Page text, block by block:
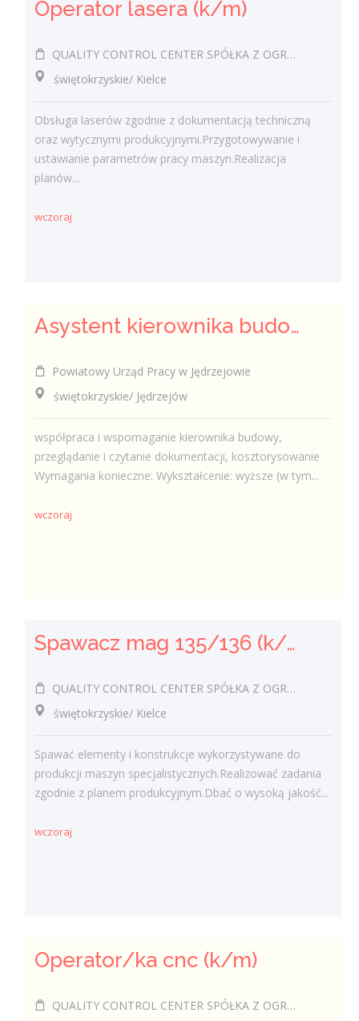
Operator lasera (k/m)
QUALITY CONTROL CENTER SPÓŁKA Z OGRANICZONĄ ODPOWIEDZIALNOŚCIĄ
świętokrzyskie/ Kielce
Obsługa laserów zgodnie z dokumentacją techniczną
oraz wytycznymi produkcyjnymi.Przygotowywanie i
ustawianie parametrów pracy maszyn.Realizacja
planów...
wczoraj
Asystent kierownika budowy
Powiatowy Urząd Pracy w Jędrzejowie
świętokrzyskie/ Jędrzejów
współpraca i wspomaganie kierownika budowy,
przeglądanie i czytanie dokumentacji, kosztorysowanie
Wymagania konieczne: Wykształcenie: wyższe (w tym...
wczoraj
Spawacz mag 135/136 (k/m)
QUALITY CONTROL CENTER SPÓŁKA Z OGRANICZONĄ ODPOWIEDZIALNOŚCIĄ
świętokrzyskie/ Kielce
Spawać elementy i konstrukcje wykorzystywane do
produkcji maszyn specjalistycznych.Realizować zadania
zgodnie z planem produkcyjnym.Dbać o wysoką jakość...
wczoraj
Operator/ka cnc (k/m)
QUALITY CONTROL CENTER SPÓŁKA Z OGRANICZONĄ ODPOWIEDZIALNOŚCIĄ